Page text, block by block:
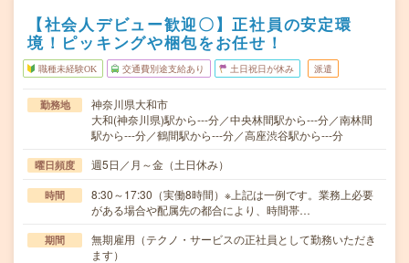
【社会人デビュー歓迎〇】正社員の安定環
境！ピッキングや梱包をお任せ！
職種未経験OK 交通費別途支給あり 土日祝日が休み 派遣
勤務地
神奈川県大和市
大和(神奈川県)駅から---分／中央林間駅から---分／南林間
駅から---分／鶴間駅から---分／高座渋谷駅から---分
曜日頻度 週5日／月～金（土日休み）
時間
8:30～17:30（実働8時間）※上記は一例です。業務上必要
がある場合や配属先の都合により、時間帯…
期間
無期雇用（テクノ・サービスの正社員として勤務いただき
ます）